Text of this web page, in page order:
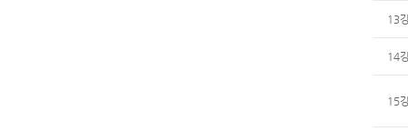
13
14
15